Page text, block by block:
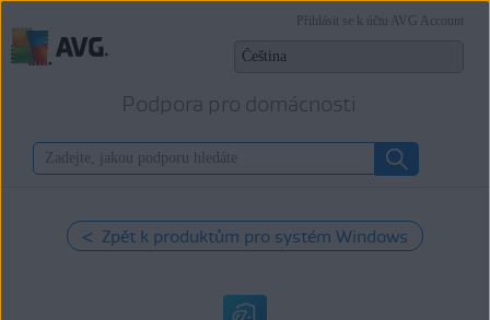
Podpora pro domácnosti
Přihlásit se k účtu AVG Account
< Zpět k produktům pro systém Windows